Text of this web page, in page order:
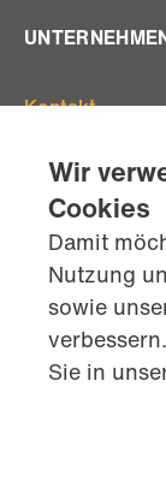
Kontakt
Standorte
Team
AGB's
Datenschutz
Impressum
Wir
Cookies
Damit
Nutzung
sowie
Sie in